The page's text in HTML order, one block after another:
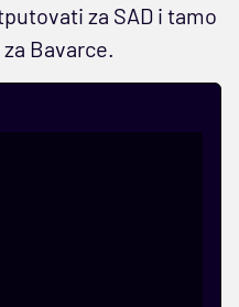
za SAD i tamo
Bavarce.